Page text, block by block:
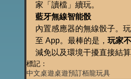
家「讀檔」續玩。
藍牙無線智能骰
內置感應器的無線骰子。
至 App。最棒的是， 玩家
減免以及環境干擾直接結
標記：
中文桌遊桌遊預訂栢龍玩具